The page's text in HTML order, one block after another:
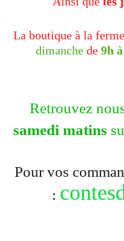
La boutique à la
dimanchede 9h
Retrouvez
samedi matins
Pour vos
: